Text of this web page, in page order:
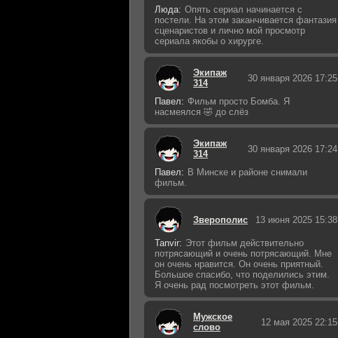
Люда: Опять сериал начинается с
постели. На этом заканчивается фантазия
сценаристов и лично мой просмотр
сериала якобы о хирурге.
Экипаж
314
30 января 2026 17:25
Павел: Фильм просто Бомба. Я
насмеялся 🤣 до слёз
Экипаж
314
30 января 2026 17:24
Павел: В Минске и районе снимали
фильм.
Зверополис 13 июня 2025 15:38
Tanvir: Этот фильм действительно
потрясающий и очень потрясающий. Мне
он очень нравится. Он очень приятный.
Большое спасибо, что поделились этим.
Я очень рад посмотреть этот фильм.
Мужское
слово
12 мая 2025 22:15